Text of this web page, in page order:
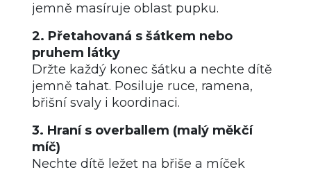
jemně masíruje oblast pupku.
2. Přetahovaná s šátkem nebo
pruhem látky
Držte každý konec šátku a nechte dítě
jemně tahat. Posiluje ruce, ramena,
břišní svaly i koordinaci.
3. Hraní s overballem (malý měkčí
míč)
Nechte dítě ležet na břiše a míček